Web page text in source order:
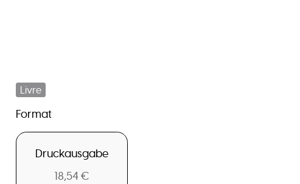
Livre
Format
Druckausgabe
18,54 €